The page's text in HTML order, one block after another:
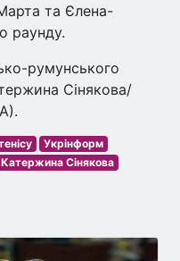
та Єлена-
раунду.
румунського
Сінякова/
Укрінформ
Катержина Сінякова